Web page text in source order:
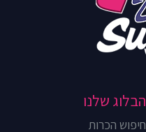
הבלוג שלנו
חיפוש הכרות